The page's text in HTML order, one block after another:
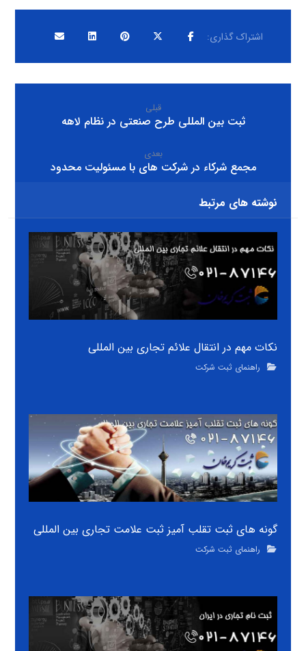
قبلی
ثبت بین المللی طرح صنعتی در نظام لاهه
بعدی
مجمع شرکاء در شرکت های با مسئولیت محدود
نوشته های مرتبط
نکات مهم در انتقال علائم تجاری بین المللی
راهنمای ثبت شرکت
گونه های ثبت تقلب آمیز ثبت علامت تجاری بین المللی
راهنمای ثبت شرکت